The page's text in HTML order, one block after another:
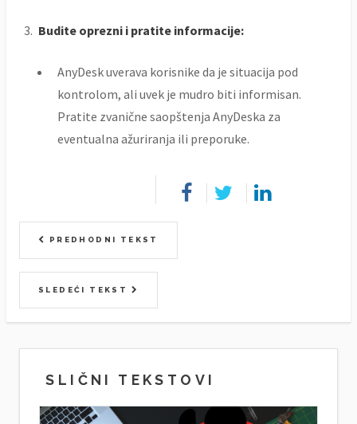
Budite oprezni i pratite informacije:
AnyDesk uverava korisnike da je situacija pod
kontrolom, ali uvek je mudro biti informisan.
Pratite zvanične saopštenja AnyDeska za
eventualna ažuriranja ili preporuke.
PREDHODNI TEKST
SLEDEĆI TEKST
SLIČNI TEKSTOVI